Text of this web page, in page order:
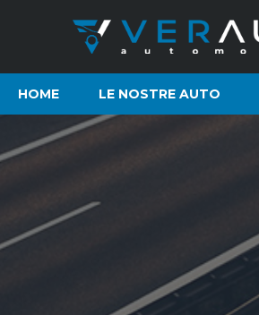
HOME LE NOSTRE AUTO